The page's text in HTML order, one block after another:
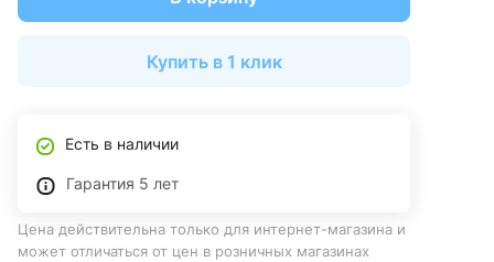
Купить в 1 клик
Есть в наличии
Гарантия 5 лет
Цена действительна только для интернет-магазина и
может отличаться от цен в розничных магазинах